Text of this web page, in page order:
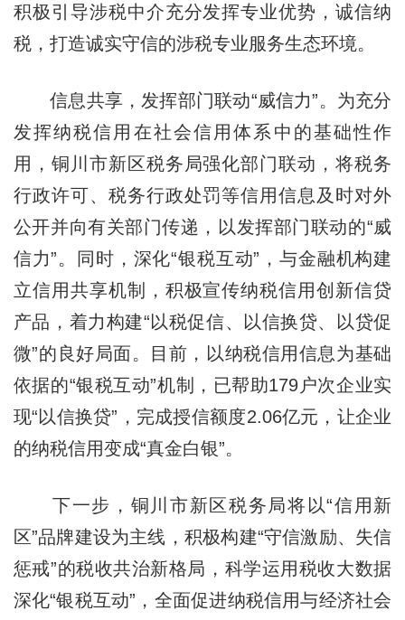
积极引导涉税中介充分发挥专业优势，诚信纳
税，打造诚实守信的涉税专业服务生态环境。
信息共享，发挥部门联动“威信力”。为充分
发挥纳税信用在社会信用体系中的基础性作
用，铜川市新区税务局强化部门联动，将税务
行政许可、税务行政处罚等信用信息及时对外
公开并向有关部门传递，以发挥部门联动的“威
信力”。同时，深化“银税互动”，与金融机构建
立信用共享机制，积极宣传纳税信用创新信贷
产品，着力构建“以税促信、以信换贷、以贷促
微”的良好局面。目前，以纳税信用信息为基础
依据的“银税互动”机制，已帮助179户次企业实
现“以信换贷”，完成授信额度2.06亿元，让企业
的纳税信用变成“真金白银”。
下一步，铜川市新区税务局将以“信用新
区”品牌建设为主线，积极构建“守信激励、失信
惩戒”的税收共治新格局，科学运用税收大数据
深化“银税互动”，全面促进纳税信用与经济社会